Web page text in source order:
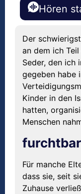
Hören
Der
an dem ich
Seder, den ich
gegeben habe
Kinder in den
hatten,
Menschen
Für manche
dass sie, seit
Zuhause